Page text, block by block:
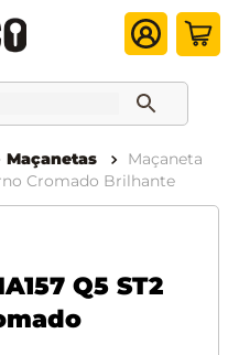
Maçanetas
Maçaneta
Cromado Brilhante
Q5 ST2